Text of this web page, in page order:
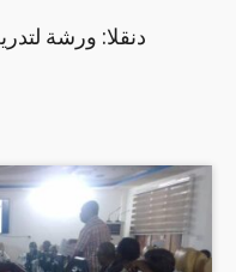
دنقلا: ورشة